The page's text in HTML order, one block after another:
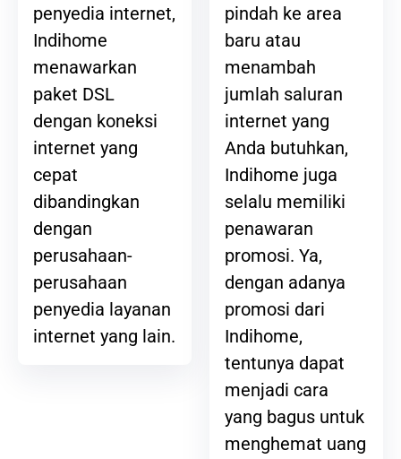
penyedia internet,
Indihome
menawarkan
paket DSL
dengan koneksi
internet yang
cepat
dibandingkan
dengan
perusahaan-
perusahaan
penyedia layanan
internet yang lain.
pindah ke area
baru atau
menambah
jumlah saluran
internet yang
Anda butuhkan,
Indihome juga
selalu memiliki
penawaran
promosi. Ya,
dengan adanya
promosi dari
Indihome,
tentunya dapat
menjadi cara
yang bagus untuk
menghemat uang